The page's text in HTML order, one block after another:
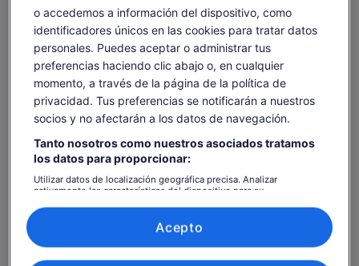
adulto
pestaña
nueva
Programa de espectáculo de 90 minutos que incluye
1 bebida
Cena de 3 platos (SOLO si se selecciona una opción
de comida)
Alimentos y bebidas adicionales, a menos que se
especifique
Transferencias
Información útil antes de
reservar
Accesible para silla de ruedas
Los bebés y los niños pequeños pueden ir en un
cochecito o en una silla de paseo
o accedemos a información del dispositivo, como
identificadores únicos en las cookies para tratar datos
personales. Puedes aceptar o administrar tus
preferencias haciendo clic abajo o, en cualquier
momento, a través de la página de la política de
privacidad. Tus preferencias se notificarán a nuestros
socios y no afectarán a los datos de navegación.
Tanto nosotros como nuestros asociados tratamos
los datos para proporcionar:
Utilizar datos de localización geográfica precisa. Analizar
activamente las características del dispositivo para su
acceder a ella. Publicidad y contenido personalizados, medición de
publicidad y contenido, investigación de audiencia y desarrollo de
Lista de asociados (proveedores)
Acepto